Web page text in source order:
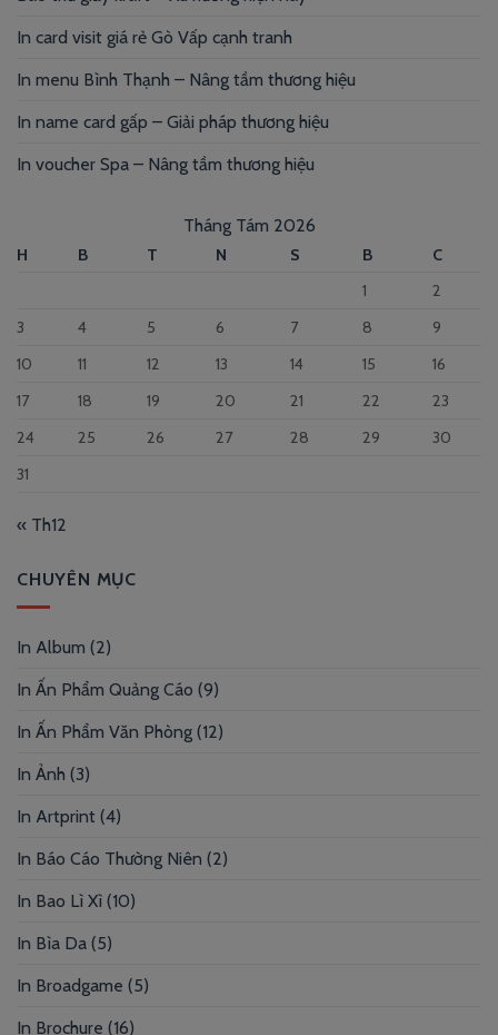
In card visit giá rẻ Gò Vấp cạnh tranh
In menu Bình Thạnh – Nâng tầm thương hiệu
In name card gấp – Giải pháp thương hiệu
In voucher Spa – Nâng tầm thương hiệu
Tháng Tám 2026
H B T N S B
C
1
2
3
4 5 6 7 8
9
10
11 12 13 14 15
16
17
18 19 20 21 22
23
24
25 26 27 28 29
30
31
« Th12
CHUYÊN MỤC
In Album (2)
In Ấn Phẩm Quảng Cáo (9)
In Ấn Phẩm Văn Phòng (12)
In Ảnh (3)
In Artprint (4)
In Báo Cáo Thường Niên (2)
In Bao Lì Xì (10)
In Bìa Da (5)
In Broadgame (5)
In Brochure (16)